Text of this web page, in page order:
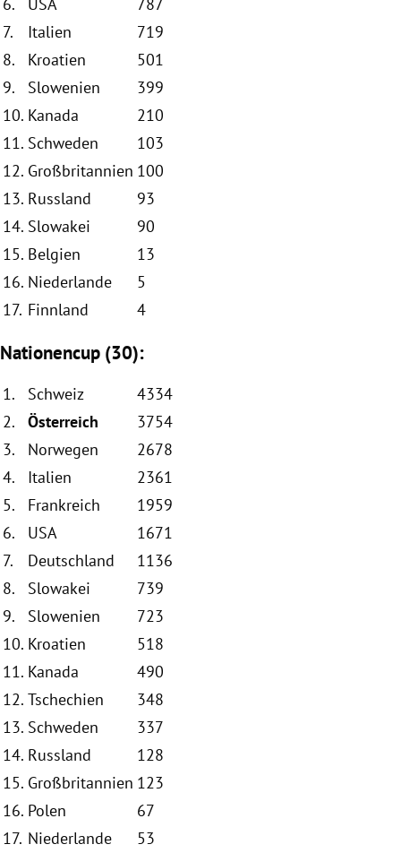
6. USA
787
7.
Italien
719
8.
Kroatien
501
9.
Slowenien
399
10. Kanada
210
11. Schweden
103
12. Großbritannien 100
13. Russland
93
14. Slowakei
90
15. Belgien
13
16. Niederlande
5
17. Finnland 4
Nationencup (30):
1. Schweiz
4334
2.
Österreich
3754
3.
Norwegen
2678
4.
Italien
2361
5.
Frankreich
1959
6.
USA
1671
7.
Deutschland
1136
8.
Slowakei
739
9.
Slowenien
723
10. Kroatien
518
11. Kanada
490
12. Tschechien
348
13. Schweden
337
14. Russland
128
15. Großbritannien 123
16. Polen
67
17. Niederlande
53